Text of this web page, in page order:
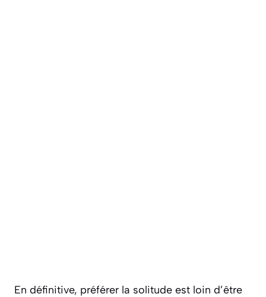
En définitive, préférer la solitude est loin d’être